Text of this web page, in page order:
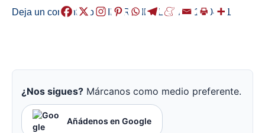
Deja un comentario /EIBAR ,KIROLAK /2018-04-11
¿Nos sigues? Márcanos como medio preferente.
Añádenos en Google